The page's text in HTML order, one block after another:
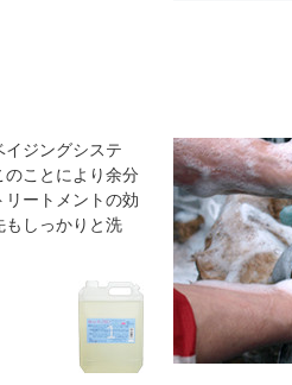
ジングシステ
のことにより余分
ートメントの効
もしっかりと洗